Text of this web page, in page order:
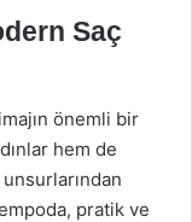
Saç
önemli bir
hem de
pratik ve